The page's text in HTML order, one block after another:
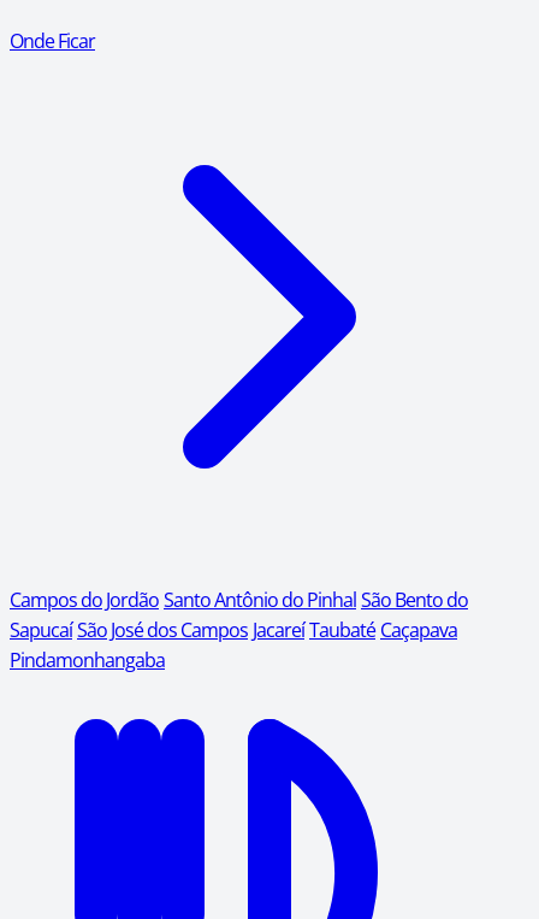
Onde Ficar
Campos do JordãoSanto Antônio do PinhalSão Bento do
SapucaíSão José dos Campos JacareíTaubaté Caçapava
Pindamonhangaba